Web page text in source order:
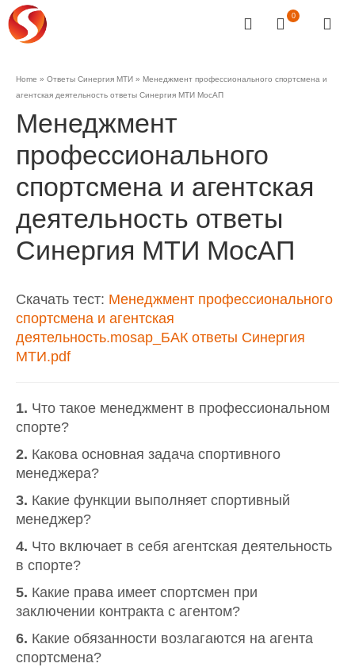
0
Home » Ответы Синергия МТИ » Менеджмент профессионального спортсмена и
агентская деятельность ответы Синергия МТИ МосАП
Менеджмент
профессионального
спортсмена и агентская
деятельность ответы
Синергия МТИ МосАП
Скачать тест: Менеджмент профессионального
спортсмена и агентская
деятельность.mosap_БАК ответы Синергия
МТИ.pdf
1. Что такое менеджмент в профессиональном
спорте?
2. Какова основная задача спортивного
менеджера?
3. Какие функции выполняет спортивный
менеджер?
4. Что включает в себя агентская деятельность
в спорте?
5. Какие права имеет спортсмен при
заключении контракта с агентом?
6. Какие обязанности возлагаются на агента
спортсмена?